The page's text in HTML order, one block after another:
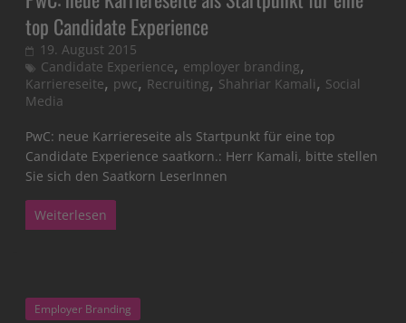
top Candidate Experience
19. August 2015
Candidate Experience, employer branding,
Karriereseite, pwc, Recruiting, Shahriar Kamali, Social
Media
PwC: neue Karriereseite als Startpunkt für eine top
Candidate Experience saatkorn.: Herr Kamali, bitte stellen
Sie sich den Saatkorn LeserInnen
Weiterlesen
Employer Branding